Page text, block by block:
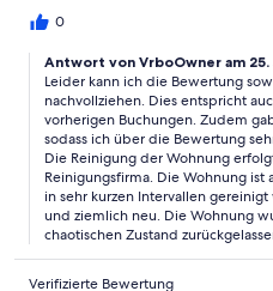
0
Antwort von VrboOwner am
Leider kann ich die Bewertung
nachvollziehen. Dies entspricht
vorherigen Buchungen. Zudem
sodass ich über die Bewertung
Die Reinigung der Wohnung
Reinigungsfirma. Die Wohnung
in sehr kurzen Intervallen
und ziemlich neu. Die Wohnung
chaotischen Zustand
Verifizierte Bewertung